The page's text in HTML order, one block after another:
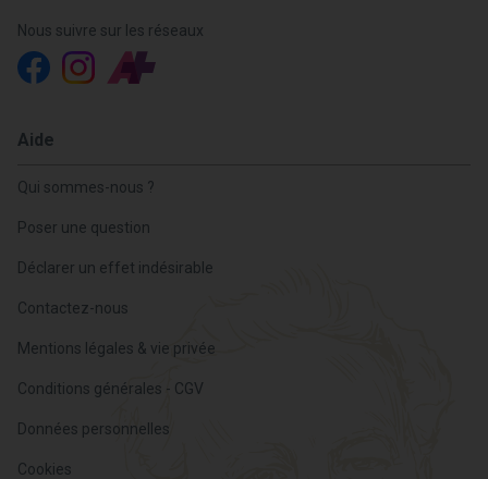
Nous suivre sur les réseaux
Aide
Qui sommes-nous ?
Poser une question
Déclarer un effet indésirable
Contactez-nous
Mentions légales & vie privée
Conditions générales - CGV
Données personnelles
Cookies